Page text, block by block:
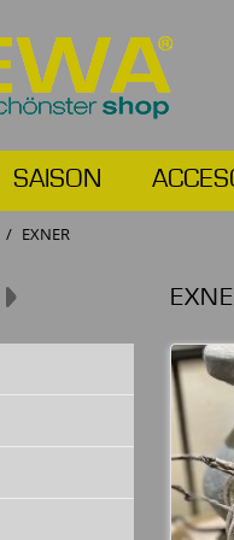
SAISON
EXNER